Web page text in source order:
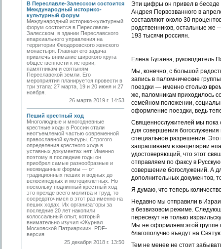
В Переславле-Залесском состоится
Международный историко-
культурный форум
Международный историко-культурный
форум состоится в Переславле-
Залесском, в здании Переславского
епархиального управления на
территории Феодоровского женского
монастыря. Главная его задача
привлечь внимание широкого круга
общественности к истории,
памятникам и святыням
Переславской земли. Его
мероприятия планируется провести в
три этапа: 27 марта, 19 и 20 июня и 27
ноября.
26 марта 2019 г. 14:53
Пеший крестный ход
Многолюдные и многодневные
крестные ходы в России стали
неотъемлемой частью современной
православной культуры. Строгого
определения крестного хода в
уставных документах нет. Именно
поэтому в последние годы он
приобрел самые разнообразные и
неожиданные формы — от
традиционных пеших и водных до
велосипедных и мотоциклетных. Но
поскольку подлинный крестный ход —
это прежде всего молитва и труд, то
сосредоточимся в этот раз именно на
пеших ходах. Их организаторы за
последние 20 лет накопили
колоссальный опыт, который
внимательно изучил «Журнал
Московской Патриархии». PDF-
версия
25 декабря 2018 г. 13:50
Эти цифры он привел в беседе
Андрея Первозванного в
составляют около 30
родственников, остальные же
193 тысячи россиян.
Елена Бугаева, руководитель
Мы, конечно, с большой
запись в паломнические
поездки — именно столько
же, паломникам приходилось
семейном положении,
оформление поездки, ведь
Священнослужителей мы пока
для совершения
специальное разрешение. Это
запрашиваем в канцелярии
удостоверяющий, что этот
отправляем по факсу в
совершение богослужений. А
дополнительных документов,
Я думаю, что теперь
Недавно мы отправили в
в безвизовом режиме.
пересекут не только
Мы не оформляем этой группе
благополучно въедут на
Тем не менее не стоит